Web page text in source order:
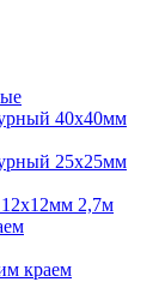
40х40мм
25х25мм
2,7м
краем